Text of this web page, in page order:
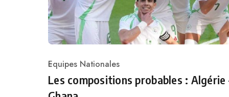
Category
Equipes Nationales
Les compositions probables : Algérie